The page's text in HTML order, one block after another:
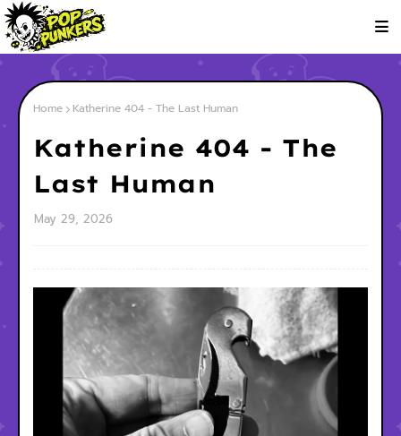
Home Katherine 404 - The Last Human
Katherine 404 - The
Last Human
May 29, 2026